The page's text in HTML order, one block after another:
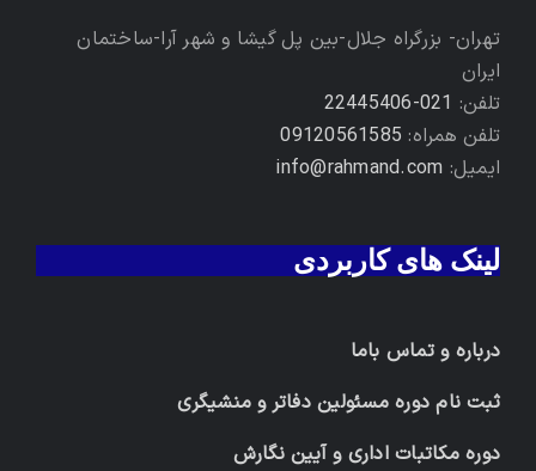
تهران- بزرگراه جلال-بین پل گیشا و شهر آرا-ساختمان
ایران
تلفن: 021-22445406
تلفن همراه: 09120561585
ایمیل: info@rahmand.com
لینک های کاربردی
درباره و تماس باما
ثبت نام دوره مسئولین دفاتر و منشیگری
دوره مکاتبات اداری و آیین نگارش